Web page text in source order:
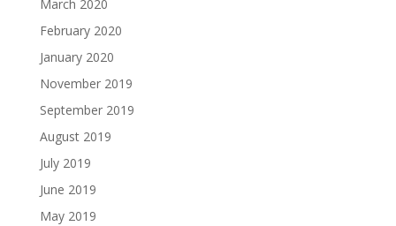
March 2020
February 2020
January 2020
November 2019
September 2019
August 2019
July 2019
June 2019
May 2019